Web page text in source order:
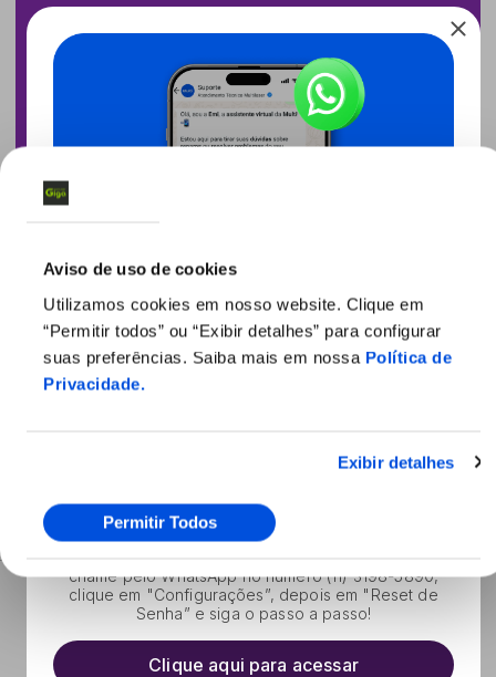
Aviso de uso de cookies
Utilizamos cookies em nosso website. Clique em
“Permitir todos” ou “Exibir detalhes” para configurar
suas preferências. Saiba mais em nossa Política de
Privacidade.
Exibir detalhes
Permitir Todos
Instalador
Cliente final
Outro
Eu li, estou ciente das condições de tratamento dos
Produtos
Monitoramento
Chegou novidade!
gravadores
chame pelo WhatsApp no número (11) 3198-5890,
clique em "Configurações”, depois em "Reset de
Senha” e siga o passo a passo!
Clique aqui para acessar